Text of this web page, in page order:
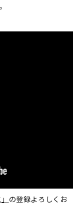
の登録よろしくお